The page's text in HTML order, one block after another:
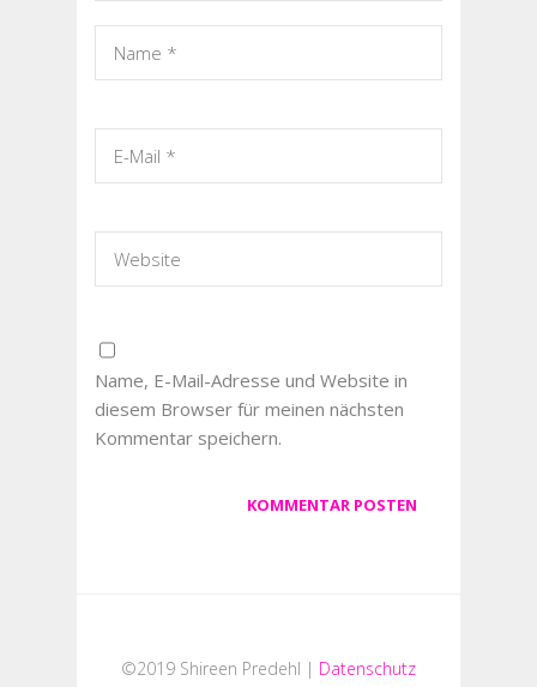
Name, E-Mail-Adresse und Website in
diesem Browser für meinen nächsten
Kommentar speichern.
©2019 Shireen Predehl | Datenschutz